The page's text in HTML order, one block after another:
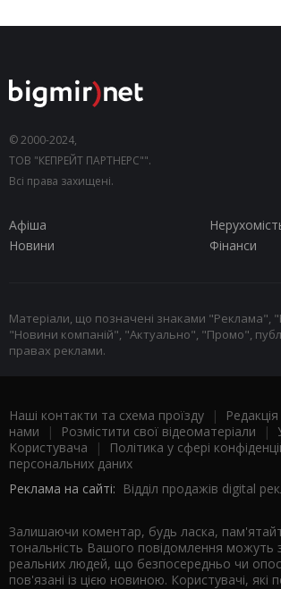
© 2000-2024,
ТОВ "КЕПРЕЙТ ПАРТНЕРС"".
Всі права захищені.
Афіша
Новини
Фінанси
Матеріали, що позначені знаками "Реклама",
"Новини компаній", "Актуально", "Промо",
правах реклами.
Наші контакти та схема проїзду | Редакція
нами | Розмістити свої відеоматеріали |
Користувача |
Політика у сфері
персональних даних
Реклама на сайті: Відділ продажів digital
Залишаючи коментар, будь ласка,
тональність Вашого повідомлення можуть
реальних людей, що безпосередньо чи
пов'язані із цією новиною. Користувачі, які